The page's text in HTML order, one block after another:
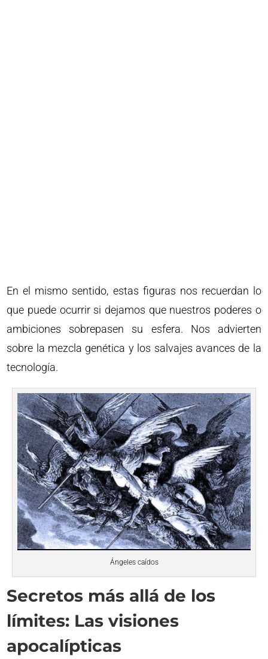
En el mismo sentido, estas figuras nos recuerdan lo
que puede ocurrir si dejamos que nuestros poderes o
ambiciones sobrepasen su esfera. Nos advierten
sobre la mezcla genética y los salvajes avances de la
tecnología.
Ángeles caídos
Secretos más allá de los
límites: Las visiones
apocalípticas